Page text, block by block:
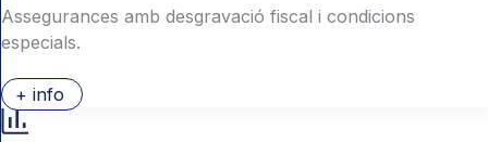
Assegurances amb desgravació fiscal i condicions
especials.
+ info